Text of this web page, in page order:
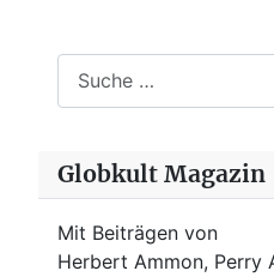
Globkult Magazin
Mit Beiträgen von
Herbert Ammon, Perry